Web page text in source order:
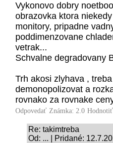
Vykonovo dobry
obrazovka ktora
monitory, pripadne
poddimenzovane
vetrak...
Schvalne degradovany
Trh akosi zlyhava ,
demonopolizovat a
rovnako za rovnake
Odpovedať Známka: 2.0
Re: takimtreba
Od: ... | Pridané: